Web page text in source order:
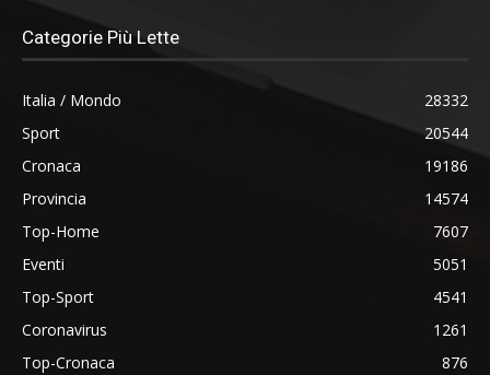
Categorie Più Lette
Italia / Mondo
28332
Sport
20544
Cronaca
19186
Provincia
14574
Top-Home
7607
Eventi
5051
Top-Sport
4541
Coronavirus
1261
Top-Cronaca
876